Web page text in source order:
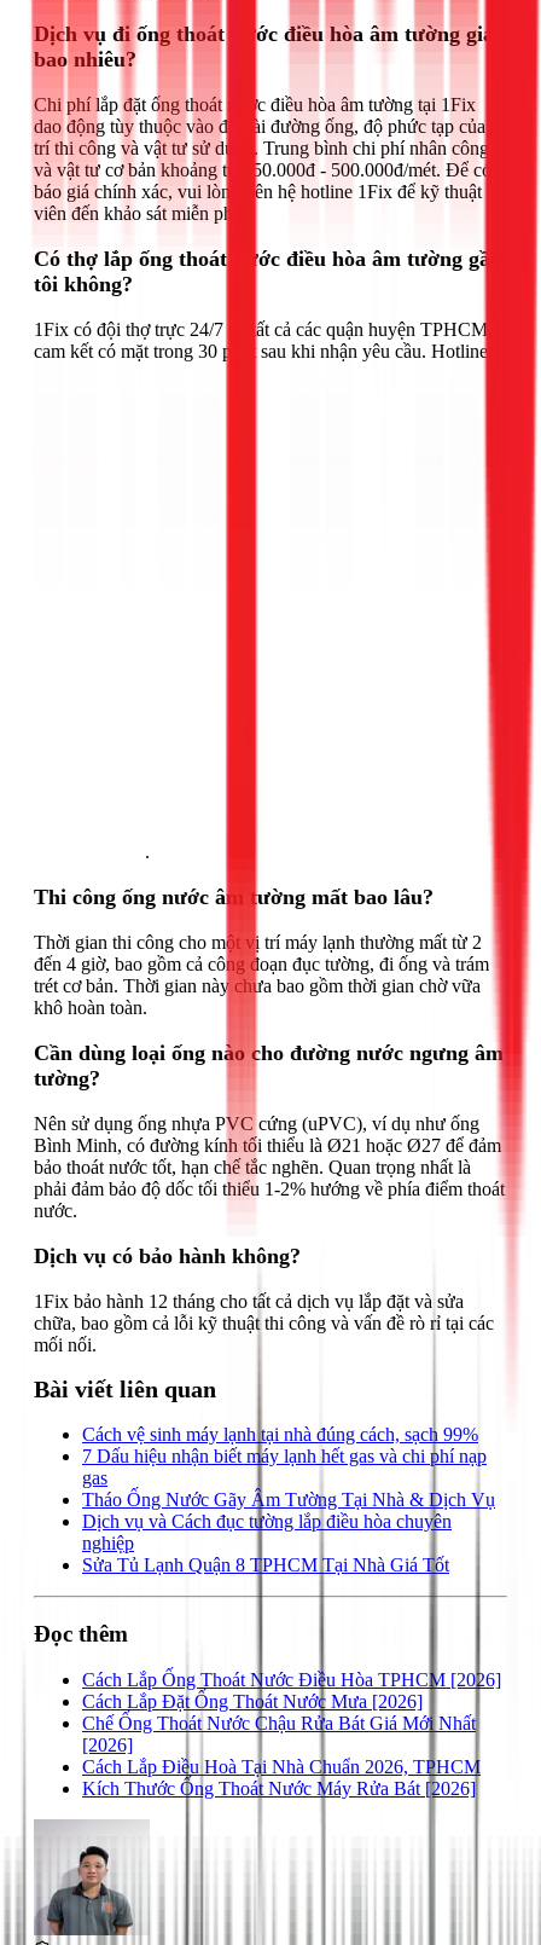
Dịch vụ đi ống thoát nước điều hòa âm tường giá
bao nhiêu?
Chi phí lắp đặt ống thoát nước điều hòa âm tường tại 1Fix
dao động tùy thuộc vào độ dài đường ống, độ phức tạp của vị
trí thi công và vật tư sử dụng. Trung bình chi phí nhân công
và vật tư cơ bản khoảng từ 250.000đ - 500.000đ/mét. Để có
báo giá chính xác, vui lòng liên hệ hotline 1Fix để kỹ thuật
viên đến khảo sát miễn phí.
Có thợ lắp ống thoát nước điều hòa âm tường gần
tôi không?
1Fix có đội thợ trực 24/7 tại tất cả các quận huyện TPHCM,
cam kết có mặt trong 30 phút sau khi nhận yêu cầu. Hotline:
.
Thi công ống nước âm tường mất bao lâu?
Thời gian thi công cho một vị trí máy lạnh thường mất từ 2
đến 4 giờ, bao gồm cả công đoạn đục tường, đi ống và trám
trét cơ bản. Thời gian này chưa bao gồm thời gian chờ vữa
khô hoàn toàn.
Cần dùng loại ống nào cho đường nước ngưng âm
tường?
Nên sử dụng ống nhựa PVC cứng (uPVC), ví dụ như ống
Bình Minh, có đường kính tối thiểu là Ø21 hoặc Ø27 để đảm
bảo thoát nước tốt, hạn chế tắc nghẽn. Quan trọng nhất là
phải đảm bảo độ dốc tối thiểu 1-2% hướng về phía điểm thoát
nước.
Dịch vụ có bảo hành không?
1Fix bảo hành 12 tháng cho tất cả dịch vụ lắp đặt và sửa
chữa, bao gồm cả lỗi kỹ thuật thi công và vấn đề rò rỉ tại các
mối nối.
Bài viết liên quan
Cách vệ sinh máy lạnh tại nhà đúng cách, sạch 99%
7 Dấu hiệu nhận biết máy lạnh hết gas và chi phí nạp
gas
Tháo Ống Nước Gãy Âm Tường Tại Nhà & Dịch Vụ
Dịch vụ và Cách đục tường lắp điều hòa chuyên
nghiệp
Sửa Tủ Lạnh Quận 8 TPHCM Tại Nhà Giá Tốt
Đọc thêm
Cách Lắp Ống Thoát Nước Điều Hòa TPHCM [2026]
Cách Lắp Đặt Ống Thoát Nước Mưa [2026]
Chế Ống Thoát Nước Chậu Rửa Bát Giá Mới Nhất
[2026]
Cách Lắp Điều Hoà Tại Nhà Chuẩn 2026, TPHCM
Kích Thước Ống Thoát Nước Máy Rửa Bát [2026]